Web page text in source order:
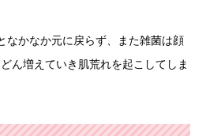
なかなか元に戻らず、また雑菌は顔
ん増えていき肌荒れを起こしてしま